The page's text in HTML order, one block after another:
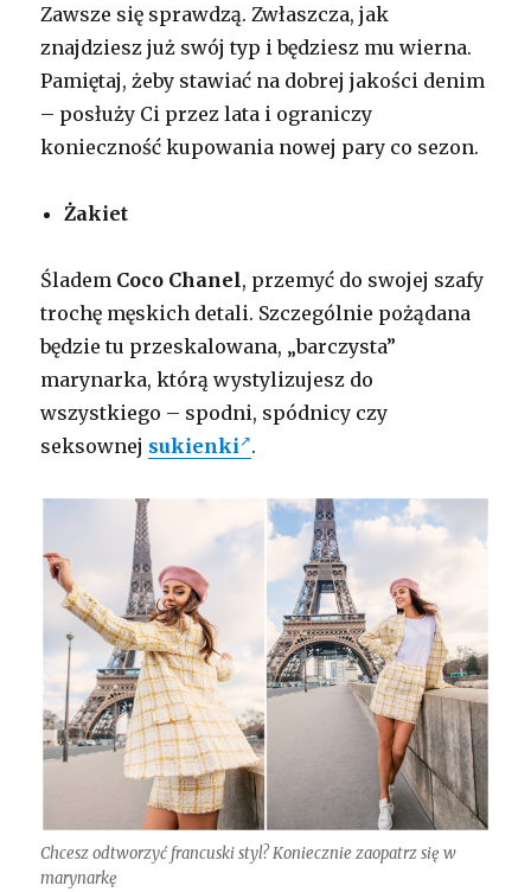
Zawsze się sprawdzą. Zwłaszcza, jak
znajdziesz już swój typ i będziesz mu wierna.
Pamiętaj, żeby stawiać na dobrej jakości denim
– posłuży Ci przez lata i ograniczy
konieczność kupowania nowej pary co sezon.
Żakiet
Śladem Coco Chanel, przemyć do swojej szafy
trochę męskich detali. Szczególnie pożądana
będzie tu przeskalowana, „barczysta”
marynarka, którą wystylizujesz do
wszystkiego – spodni, spódnicy czy
seksownej sukienki .
Chcesz odtworzyć francuski styl? Koniecznie zaopatrz się w
marynarkę